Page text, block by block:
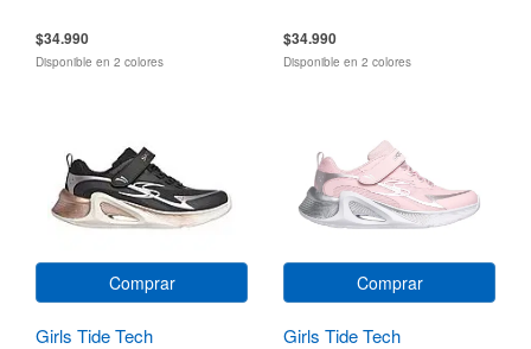
$34.990
Disponible en 2 colores
$34.990
Disponible en 2 colores
Comprar
Girls Tide Tech
Comprar
Girls Tide Tech